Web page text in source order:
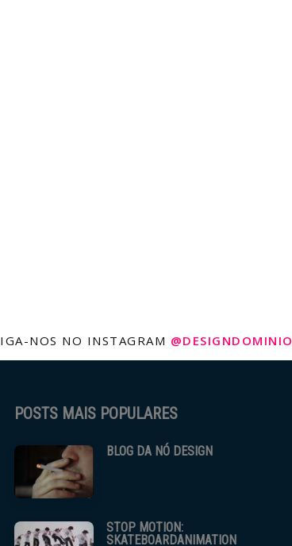
NOS NO INSTAGRAM @DESIGNDOMINIO
POSTS MAIS POPULARES
BLOG DA NÓ DESIGN
STOP MOTION:
SKATEBOARDANIMATION